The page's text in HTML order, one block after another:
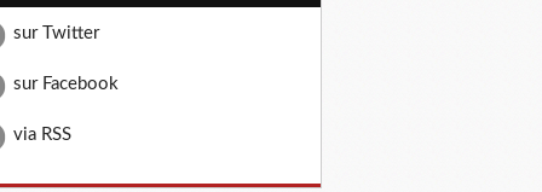
sur Twitter
sur Facebook
via RSS